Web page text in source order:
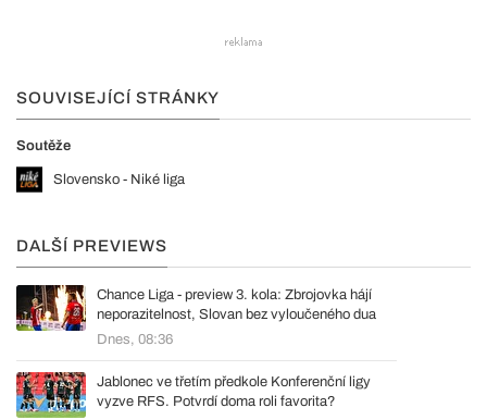
SOUVISEJÍCÍ STRÁNKY
Soutěže
Slovensko - Niké liga
DALŠÍ PREVIEWS
Chance Liga - preview 3. kola: Zbrojovka hájí
neporazitelnost, Slovan bez vyloučeného dua
Dnes, 08:36
Jablonec ve třetím předkole Konferenční ligy
vyzve RFS. Potvrdí doma roli favorita?